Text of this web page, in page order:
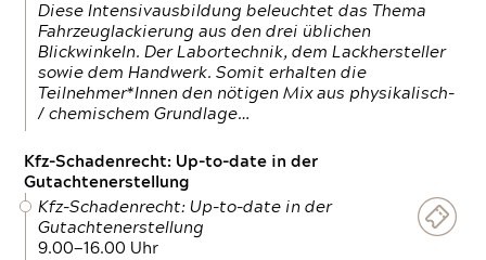
Diese Intensivausbildung beleuchtet das Thema
Fahrzeuglackierung aus den drei üblichen
Blickwinkeln. Der Labortechnik, dem Lackhersteller
sowie dem Handwerk. Somit erhalten die
Teilnehmer*Innen den nötigen Mix aus physikalisch-
/ chemischem Grundlage…
Kfz-Schadenrecht: Up-to-date in der
Gutachtenerstellung
Kfz-Schadenrecht: Up-to-date in der
Gutachtenerstellung
9.00—16.00 Uhr